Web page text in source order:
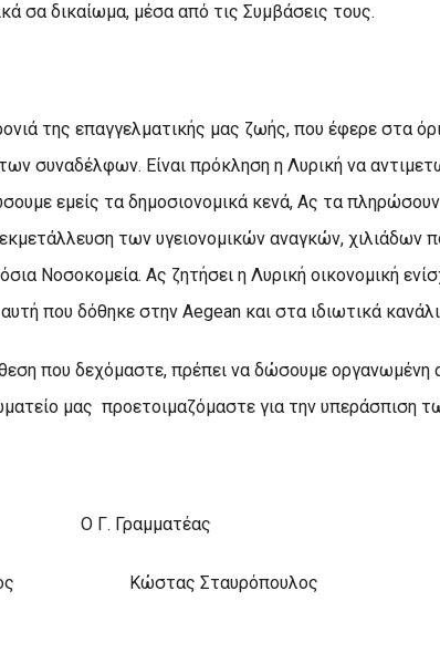
σα δικαίωμα, μέσα από τις Συμβάσεις τους.
της επαγγελματικής μας ζωής, που έφερε στα
συναδέλφων. Είναι πρόκληση η Λυρική να
εμείς τα δημοσιονομικά κενά, Ας τα πληρώσουν
των υγειονομικών αναγκών, χιλιάδων
Νοσοκομεία. Ας ζητήσει η Λυρική οικονομική
που δόθηκε στην Aegean και στα ιδιωτικά
που δεχόμαστε, πρέπει να δώσουμε οργανωμένη
μας προετοιμαζόμαστε για την υπεράσπιση
Γραμματέας
Κώστας Σταυρόπουλος